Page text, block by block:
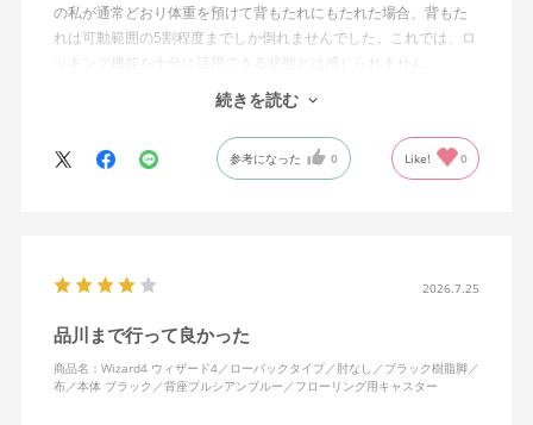
の私が通常どおり体重を預けて背もたれにもたれた場合、背もた
れは可動範囲の5割程度までしか倒れませんでした。これでは、ロ
ッキング機能を十分に活用できる状態とは感じられません。
私は勤務先で約11年間、同シリーズのWizard2を使用していま
す。Wizard2にもロッキング強度調整機能が備わっており、最弱に
設定した場合は、通常どおり体重を預けることで背もたれは可動
含めれば私より体重の軽い利用者は数多くいると思われるため、
あれば、ロッキング機能としてどのような使用感を想定している
のか疑問に感じています。
続きを読む
参考になった 0 Like! 0
2026.7.25
品川まで行って良かった
商品名：Wizard4 ウィザード4／ローバックタイプ／肘なし／ブラック樹脂脚／
布／本体 ブラック／背座プルシアンブルー／フローリング用キャスター